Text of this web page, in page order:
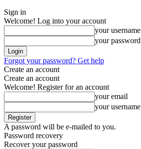
Sign in
Welcome! Log into your account
your username
your password
Forgot your password? Get help
Create an account
Create an account
Welcome! Register for an account
your email
your username
A password will be e-mailed to you.
Password recovery
Recover your password